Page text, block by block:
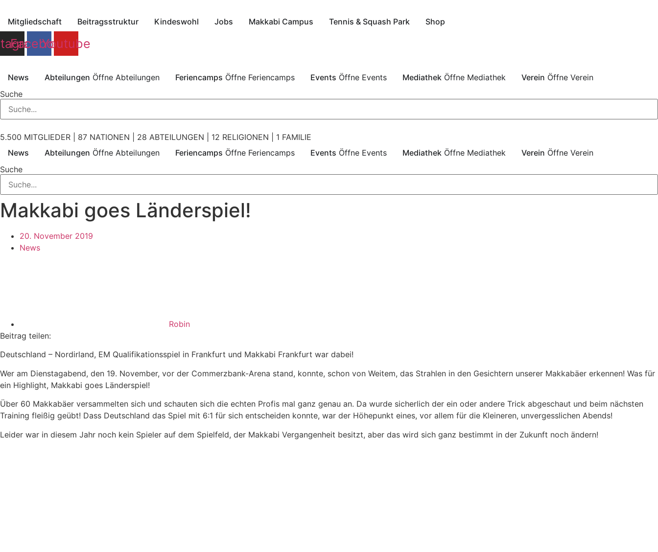
Inhalt
springen
Mitgliedschaft Beitragsstruktur Kindeswohl Jobs Makkabi Campus Tennis & Squash Park Shop
Facebook
Youtube
News Abteilungen Öffne Abteilungen Feriencamps Öffne Feriencamps Events Öffne Events Mediathek Öffne Mediathek Verein Öffne Verein
Suche
5.500 MITGLIEDER | 87 NATIONEN | 28 ABTEILUNGEN | 12 RELIGIONEN | 1 FAMILIE
News
Abteilungen Öffne Abteilungen Feriencamps Öffne Feriencamps Events Öffne Events Mediathek Öffne Mediathek Verein Öffne Verein
Suche
Makkabi goes Länderspiel!
20. November 2019
News
Robin
Beitrag teilen:
Deutschland – Nordirland, EM Qualifikationsspiel in Frankfurt und Makkabi Frankfurt war dabei!
Wer am Dienstagabend, den 19. November, vor der Commerzbank-Arena stand, konnte, schon von Weitem, das Strahlen in den Gesichtern unserer Makkabäer erkennen! Was für
ein Highlight, Makkabi goes Länderspiel!
Über 60 Makkabäer versammelten sich und schauten sich die echten Profis mal ganz genau an. Da wurde sicherlich der ein oder andere Trick abgeschaut und beim nächsten
Training fleißig geübt! Dass Deutschland das Spiel mit 6:1 für sich entscheiden konnte, war der Höhepunkt eines, vor allem für die Kleineren, unvergesslichen Abends!
Leider war in diesem Jahr noch kein Spieler auf dem Spielfeld, der Makkabi Vergangenheit besitzt, aber das wird sich ganz bestimmt in der Zukunft noch ändern!